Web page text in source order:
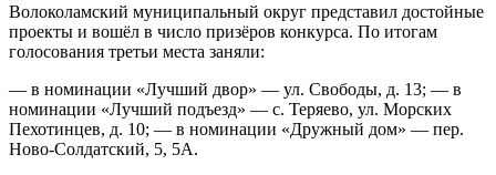
Волоколамский муниципальный округ представил достойные
проекты и вошёл в число призёров конкурса. По итогам
голосования третьи места заняли:
— в номинации «Лучший двор» — ул. Свободы, д. 13; — в
номинации «Лучший подъезд» — с. Теряево, ул. Морских
Пехотинцев, д. 10; — в номинации «Дружный дом» — пер.
Ново-Солдатский, 5, 5А.